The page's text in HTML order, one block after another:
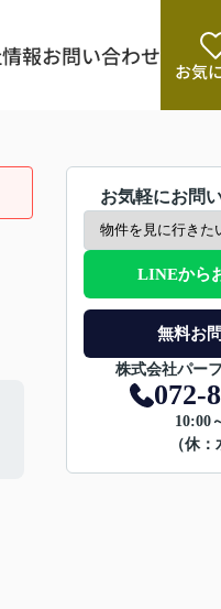
報お問い合わせ
お気
お気軽にお問
LINEから
無料お
株式会社パー
072-
10:00
（休：